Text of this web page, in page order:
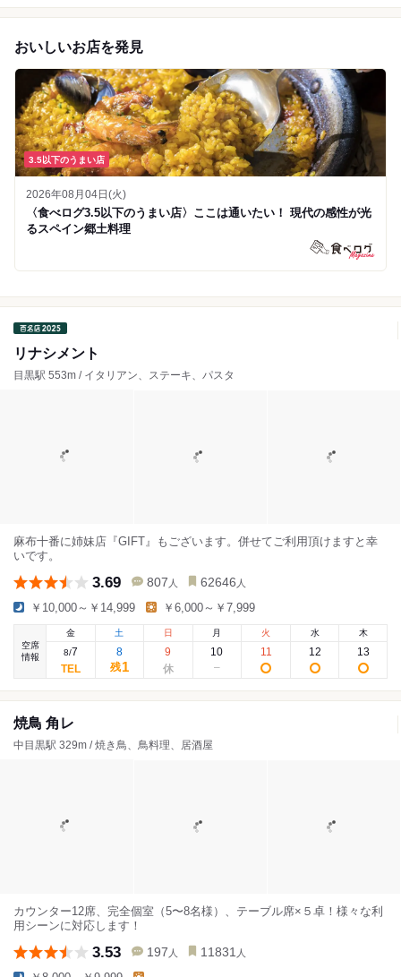
おいしいお店を発見
3.5以下のうまい店
2026年08月04日(火)
〈食べログ3.5以下のうまい店〉ここは通いたい！ 現代の感性が光
るスペイン郷土料理
リナシメント
目黒駅 553m / イタリアン、ステーキ、パスタ
麻布十番に姉妹店『GIFT』もございます。併せてご利用頂けますと幸
いです。
3.69 807 人 62646 人
￥10,000～￥14,999 ￥6,000～￥7,999
空席
情報
金
8/7
土
8
残1
日
9
月
10
火
11
水
12
木
13
焼鳥 角レ
中目黒駅 329m / 焼き鳥、鳥料理、居酒屋
カウンター12席、完全個室（5〜8名様）、テーブル席×５卓！様々な利
用シーンに対応します！
3.53 197 人 11831 人